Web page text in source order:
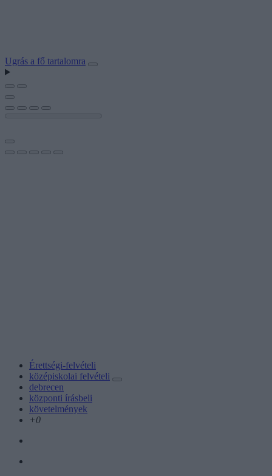
Ugrás a fő tartalomra
Érettségi-felvételi
középiskolai felvételi
debrecen
központi írásbeli
követelmények
+0